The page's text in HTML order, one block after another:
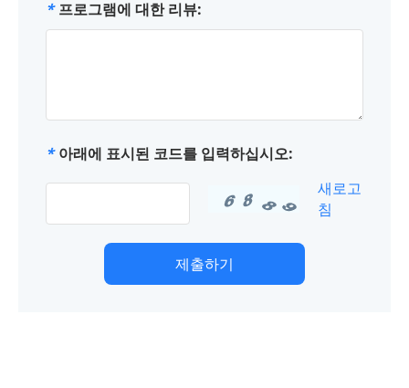
* 프로그램에 대한 리뷰:
* 아래에 표시된 코드를 입력하십시오:
새로고
침
제출하기